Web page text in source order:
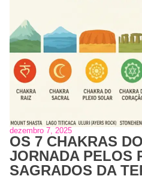
dezembro 7, 2025
OS 7 CHAKRAS
JORNADA PELOS
SAGRADOS DA